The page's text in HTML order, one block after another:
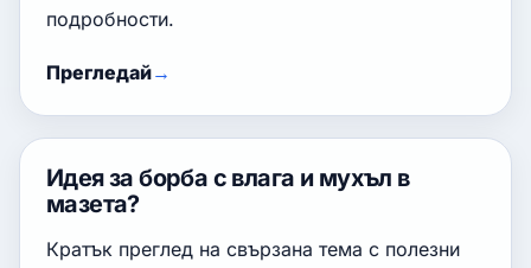
подробности.
Прегледай
Идея за борба с влага и мухъл в
мазета?
Кратък преглед на свързана тема с полезни